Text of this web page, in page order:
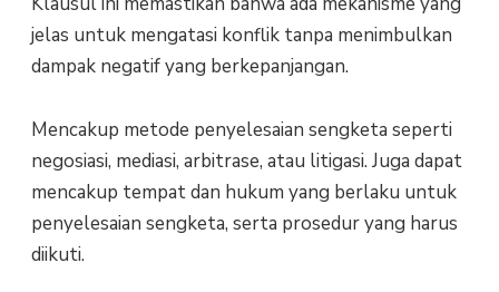
jelas untuk mengatasi konflik tanpa menimbulkan
dampak negatif yang berkepanjangan.
Mencakup metode penyelesaian sengketa seperti
negosiasi, mediasi, arbitrase, atau litigasi. Juga dapat
mencakup tempat dan hukum yang berlaku untuk
penyelesaian sengketa, serta prosedur yang harus
diikuti.